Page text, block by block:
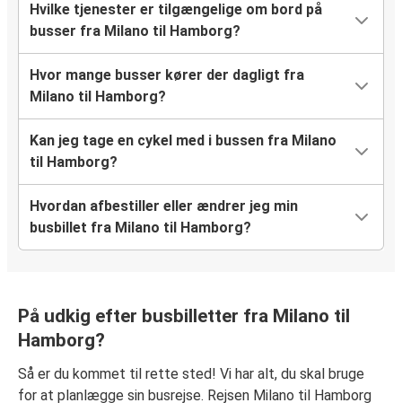
Hvilke tjenester er tilgængelige om bord på
busser fra Milano til Hamborg?
Hvor mange busser kører der dagligt fra
Milano til Hamborg?
Kan jeg tage en cykel med i bussen fra Milano
til Hamborg?
Hvordan afbestiller eller ændrer jeg min
busbillet fra Milano til Hamborg?
På udkig efter busbilletter fra Milano til
Hamborg?
Så er du kommet til rette sted! Vi har alt, du skal bruge
for at planlægge sin busrejse. Rejsen Milano til Hamborg